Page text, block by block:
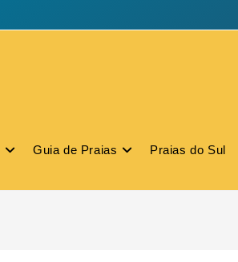
Guia de Praias Praias do Sul